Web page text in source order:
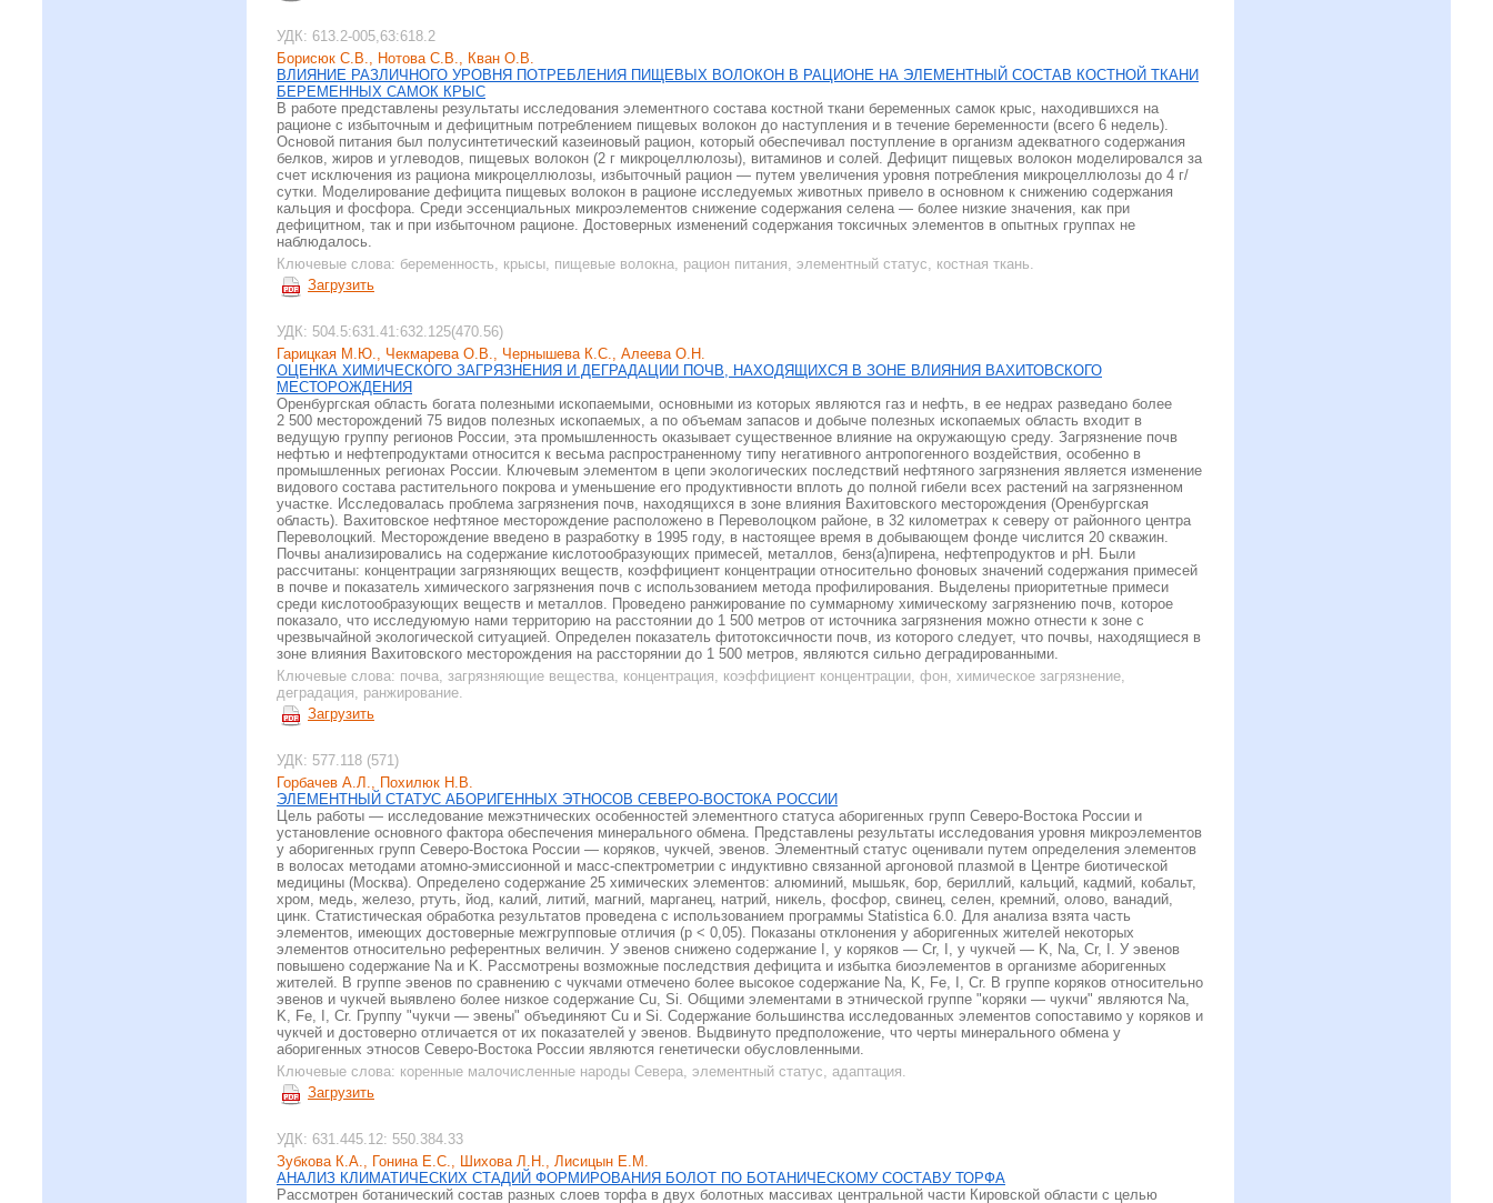
УДК: 613.2-005,63:618.2
Борисюк С.В., Нотова С.В., Кван О.В.
ВЛИЯНИЕ РАЗЛИЧНОГО УРОВНЯ ПОТРЕБЛЕНИЯ ПИЩЕВЫХ ВОЛОКОН В РАЦИОНЕ НА ЭЛЕМЕНТНЫЙ СОСТАВ КОСТНОЙ ТКАНИ
БЕРЕМЕННЫХ САМОК КРЫС
В работе представлены результаты исследования элементного состава костной ткани беременных самок крыс, находившихся на
рационе с избыточным и дефицитным потреблением пищевых волокон до наступления и в течение беременности (всего 6 недель).
Основой питания был полусинтетический казеиновый рацион, который обеспечивал поступление в организм адекватного содержания
белков, жиров и углеводов, пищевых волокон (2 г микроцеллюлозы), витаминов и солей. Дефицит пищевых волокон моделировался за
счет исключения из рациона микроцеллюлозы, избыточный рацион — путем увеличения уровня потребления микроцеллюлозы до 4 г/
сутки. Моделирование дефицита пищевых волокон в рационе исследуемых животных привело в основном к снижению содержания
кальция и фосфора. Среди эссенциальных микроэлементов снижение содержания селена — более низкие значения, как при
дефицитном, так и при избыточном рационе. Достоверных изменений содержания токсичных элементов в опытных группах не
наблюдалось.
Ключевые слова: беременность, крысы, пищевые волокна, рацион питания, элементный статус, костная ткань.
Загрузить
УДК: 504.5:631.41:632.125(470.56)
Гарицкая М.Ю., Чекмарева О.В., Чернышева К.С., Алеева О.Н.
ОЦЕНКА ХИМИЧЕСКОГО ЗАГРЯЗНЕНИЯ И ДЕГРАДАЦИИ ПОЧВ, НАХОДЯЩИХСЯ В ЗОНЕ ВЛИЯНИЯ ВАХИТОВСКОГО
МЕСТОРОЖДЕНИЯ
Оренбургская область богата полезными ископаемыми, основными из которых являются газ и нефть, в ее недрах разведано более
2 500 месторождений 75 видов полезных ископаемых, а по объемам запасов и добыче полезных ископаемых область входит в
ведущую группу регионов России, эта промышленность оказывает существенное влияние на окружающую среду. Загрязнение почв
нефтью и нефтепродуктами относится к весьма распространенному типу негативного антропогенного воздействия, особенно в
промышленных регионах России. Ключевым элементом в цепи экологических последствий нефтяного загрязнения является изменение
видового состава растительного покрова и уменьшение его продуктивности вплоть до полной гибели всех растений на загрязненном
участке. Исследовалась проблема загрязнения почв, находящихся в зоне влияния Вахитовского месторождения (Оренбургская
область). Вахитовское нефтяное месторождение расположено в Переволоцком районе, в 32 километрах к северу от районного центра
Переволоцкий. Месторождение введено в разработку в 1995 году, в настоящее время в добывающем фонде числится 20 скважин.
Почвы анализировались на содержание кислотообразующих примесей, металлов, бенз(а)пирена, нефтепродуктов и рН. Были
рассчитаны: концентрации загрязняющих веществ, коэффициент концентрации относительно фоновых значений содержания примесей
в почве и показатель химического загрязнения почв с использованием метода профилирования. Выделены приоритетные примеси
среди кислотообразующих веществ и металлов. Проведено ранжирование по суммарному химическому загрязнению почв, которое
показало, что исследуюмую нами территорию на расстоянии до 1 500 метров от источника загрязнения можно отнести к зоне с
чрезвычайной экологической ситуацией. Определен показатель фитотоксичности почв, из которого следует, что почвы, находящиеся в
зоне влияния Вахитовского месторождения на рассторянии до 1 500 метров, являются сильно деградированными.
Ключевые слова: почва, загрязняющие вещества, концентрация, коэффициент концентрации, фон, химическое загрязнение,
деградация, ранжирование.
Загрузить
УДК: 577.118 (571)
Горбачев А.Л., Похилюк Н.В.
ЭЛЕМЕНТНЫЙ СТАТУС АБОРИГЕННЫХ ЭТНОСОВ СЕВЕРО-ВОСТОКА РОССИИ
Цель работы — исследование межэтнических особенностей элементного статуса аборигенных групп Северо-Востока России и
установление основного фактора обеспечения минерального обмена. Представлены результаты исследования уровня микроэлементов
у аборигенных групп Северо-Востока России — коряков, чукчей, эвенов. Элементный статус оценивали путем определения элементов
в волосах методами атомно-эмиссионной и масс-спектрометрии с индуктивно связанной аргоновой плазмой в Центре биотической
медицины (Москва). Определено содержание 25 химических элементов: алюминий, мышьяк, бор, бериллий, кальций, кадмий, кобальт,
хром, медь, железо, ртуть, йод, калий, литий, магний, марганец, натрий, никель, фосфор, свинец, селен, кремний, олово, ванадий,
цинк. Статистическая обработка результатов проведена с использованием программы Statistica 6.0. Для анализа взята часть
элементов, имеющих достоверные межгрупповые отличия (р < 0,05). Показаны отклонения у аборигенных жителей некоторых
элементов относительно референтных величин. У эвенов снижено содержание I, у коряков — Cr, I, у чукчей — K, Na, Cr, I. У эвенов
повышено содержание Na и K. Рассмотрены возможные последствия дефицита и избытка биоэлементов в организме аборигенных
жителей. В группе эвенов по сравнению с чукчами отмечено более высокое содержание Na, K, Fe, I, Cr. В группе коряков относительно
эвенов и чукчей выявлено более низкое содержание Cu, Si. Общими элементами в этнической группе "коряки — чукчи" являются Na,
K, Fe, I, Cr. Группу "чукчи — эвены" объединяют Cu и Si. Содержание большинства исследованных элементов сопоставимо у коряков и
чукчей и достоверно отличается от их показателей у эвенов. Выдвинуто предположение, что черты минерального обмена у
аборигенных этносов Северо-Востока России являются генетически обусловленными.
Ключевые слова: коренные малочисленные народы Севера, элементный статус, адаптация.
Загрузить
УДК: 631.445.12: 550.384.33
Зубкова К.А., Гонина Е.С., Шихова Л.Н., Лисицын Е.М.
АНАЛИЗ КЛИМАТИЧЕСКИХ СТАДИЙ ФОРМИРОВАНИЯ БОЛОТ ПО БОТАНИЧЕСКОМУ СОСТАВУ ТОРФА
Рассмотрен ботанический состав разных слоев торфа в двух болотных массивах центральной части Кировской области с целью